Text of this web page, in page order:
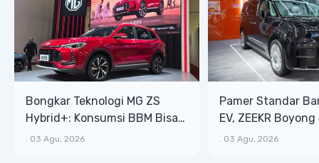
Bongkar Teknologi MG ZS
Hybrid+: Konsumsi BBM Bisa
Tembus 27,7 Km/Liter
. 03 Agu, 2026
Pamer Standar
EV, ZEEKR
Listrik Mewah di
. 03 Agu, 2026